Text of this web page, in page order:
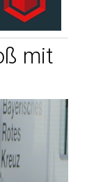
mit